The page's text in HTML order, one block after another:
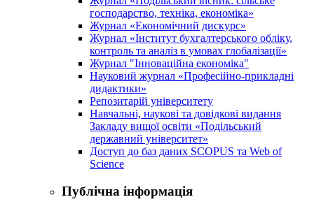
господарство, техніка, економіка»
Журнал «Економічний дискурс»
Журнал «Інститут бухгалтерського обліку,
контроль та аналіз в умовах глобалізації»
Журнал "Інноваційна економіка"
Науковий журнал «Професійно-прикладні
дидактики»
Репозитарій університету
Навчальні, наукові та довідкові видання
Закладу вищої освіти «Подільський
державний університет»
Доступ до баз даних SCOPUS та Web of
Science
Публічна інформація